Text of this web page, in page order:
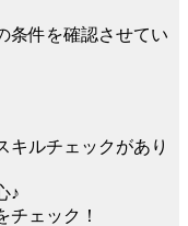
条件を確認させてい
キルチェックがあり
♪
チェック！